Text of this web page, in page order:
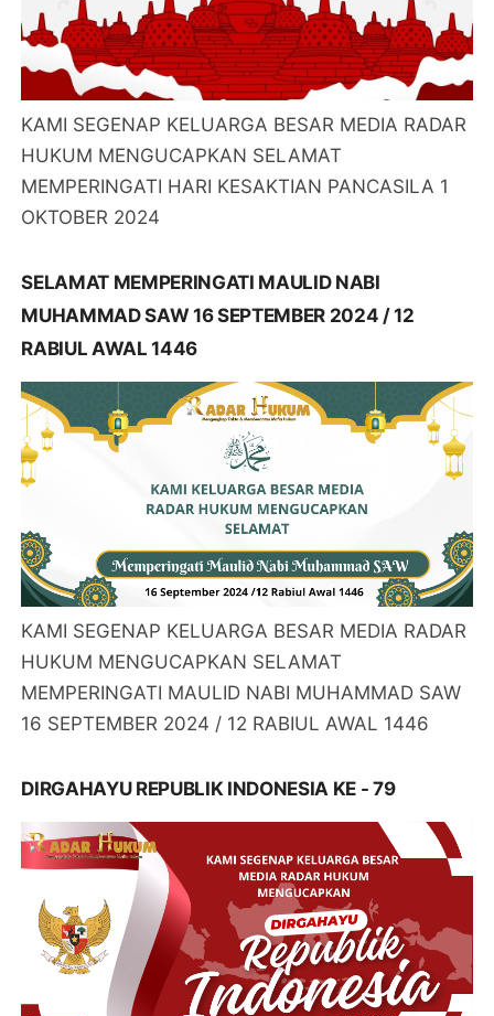
KAMI SEGENAP KELUARGA BESAR MEDIA RADAR
HUKUM MENGUCAPKAN SELAMAT
MEMPERINGATI HARI KESAKTIAN PANCASILA 1
OKTOBER 2024
SELAMAT MEMPERINGATI MAULID NABI
MUHAMMAD SAW 16 SEPTEMBER 2024 / 12
RABIUL AWAL 1446
KAMI SEGENAP KELUARGA BESAR MEDIA RADAR
HUKUM MENGUCAPKAN SELAMAT
MEMPERINGATI MAULID NABI MUHAMMAD SAW
16 SEPTEMBER 2024 / 12 RABIUL AWAL 1446
DIRGAHAYU REPUBLIK INDONESIA KE - 79